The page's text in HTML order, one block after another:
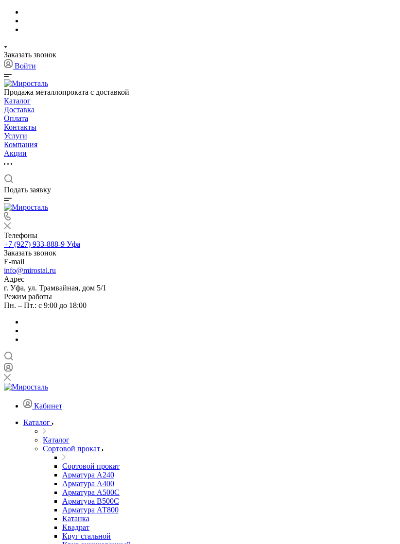
Заказать звонок
Войти
Продажа металлопроката с доставкой
Каталог
Доставка
Оплата
Контакты
Услуги
Компания
Акции
Подать заявку
Телефоны
+7 (927) 933-888-9 Уфа
Заказать звонок
E-mail
info@mirostal.ru
Адрес
г. Уфа, ул. Трамвайная, дом 5/1
Режим работы
Пн. – Пт.: с 9:00 до 18:00
Кабинет
Каталог
Каталог
Сортовой прокат
Сортовой прокат
Арматура А240
Арматура А400
Арматура А500C
Арматура В500С
Арматура АТ800
Катанка
Квадрат
Круг стальной